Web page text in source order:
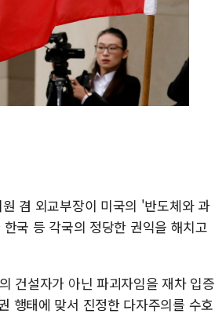
겸 외교부장이 미국의 '반도체와 과
국 등 각국의 정당한 권익을 해치고
건설자가 아닌 파괴자임을 재차 입증
행태에 맞서 진정한 다자주의를 수호